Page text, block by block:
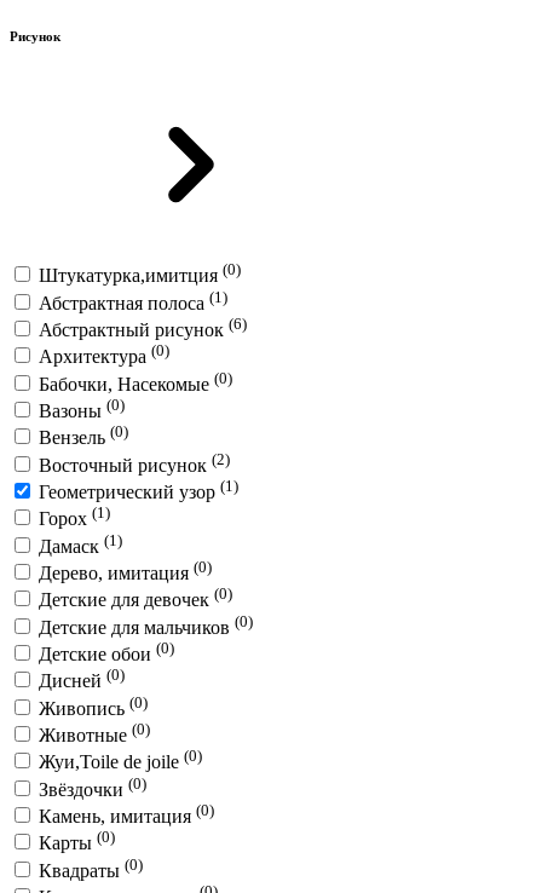
Рисунок
Штукатурка,имитция (0)
Абстрактная полоса (1)
Абстрактный рисунок (6)
Архитектура (0)
Бабочки, Насекомые (0)
Вазоны (0)
Вензель (0)
Восточный рисунок (2)
Геометрический узор (1)
Горох (1)
Дамаск (1)
Дерево, имитация (0)
Детские для девочек (0)
Детские для мальчиков (0)
Детские обои (0)
Дисней (0)
Живопись (0)
Животные (0)
Жуи,Toile de joile (0)
Звёздочки (0)
Камень, имитация (0)
Карты (0)
Квадраты (0)